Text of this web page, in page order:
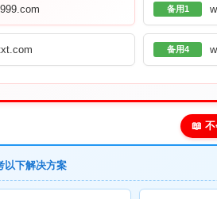
备用1
备用4
📖 不
以下解决方案